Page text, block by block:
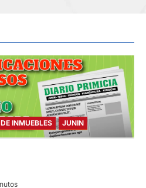
INMUEBLES JUNIN